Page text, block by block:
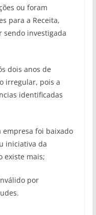
ou foram
para a Receita,
sendo investigada
dois anos de
irregular, pois a
identificadas
empresa foi baixado
iniciativa da
existe mais;
por